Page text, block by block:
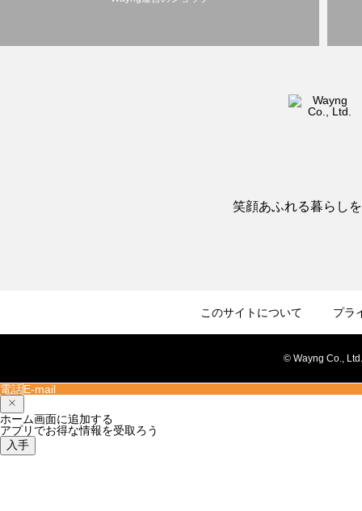
笑顔あふれる暮らし
このサイトについて プラ
© Wayng Co., Ltd.
電話E-mail
ホーム画面に追加する
アプリでお得な情報を受取ろう
入手